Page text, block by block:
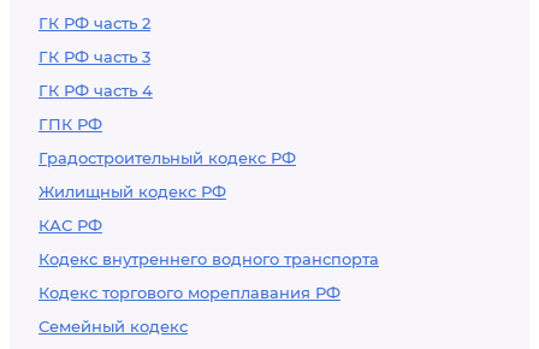
ГК РФ часть 2
ГК РФ часть 3
ГК РФ часть 4
ГПК РФ
Градостроительный кодекс РФ
Жилищный кодекс РФ
КАС РФ
Кодекс внутреннего водного транспорта
Кодекс торгового мореплавания РФ
Семейный кодекс